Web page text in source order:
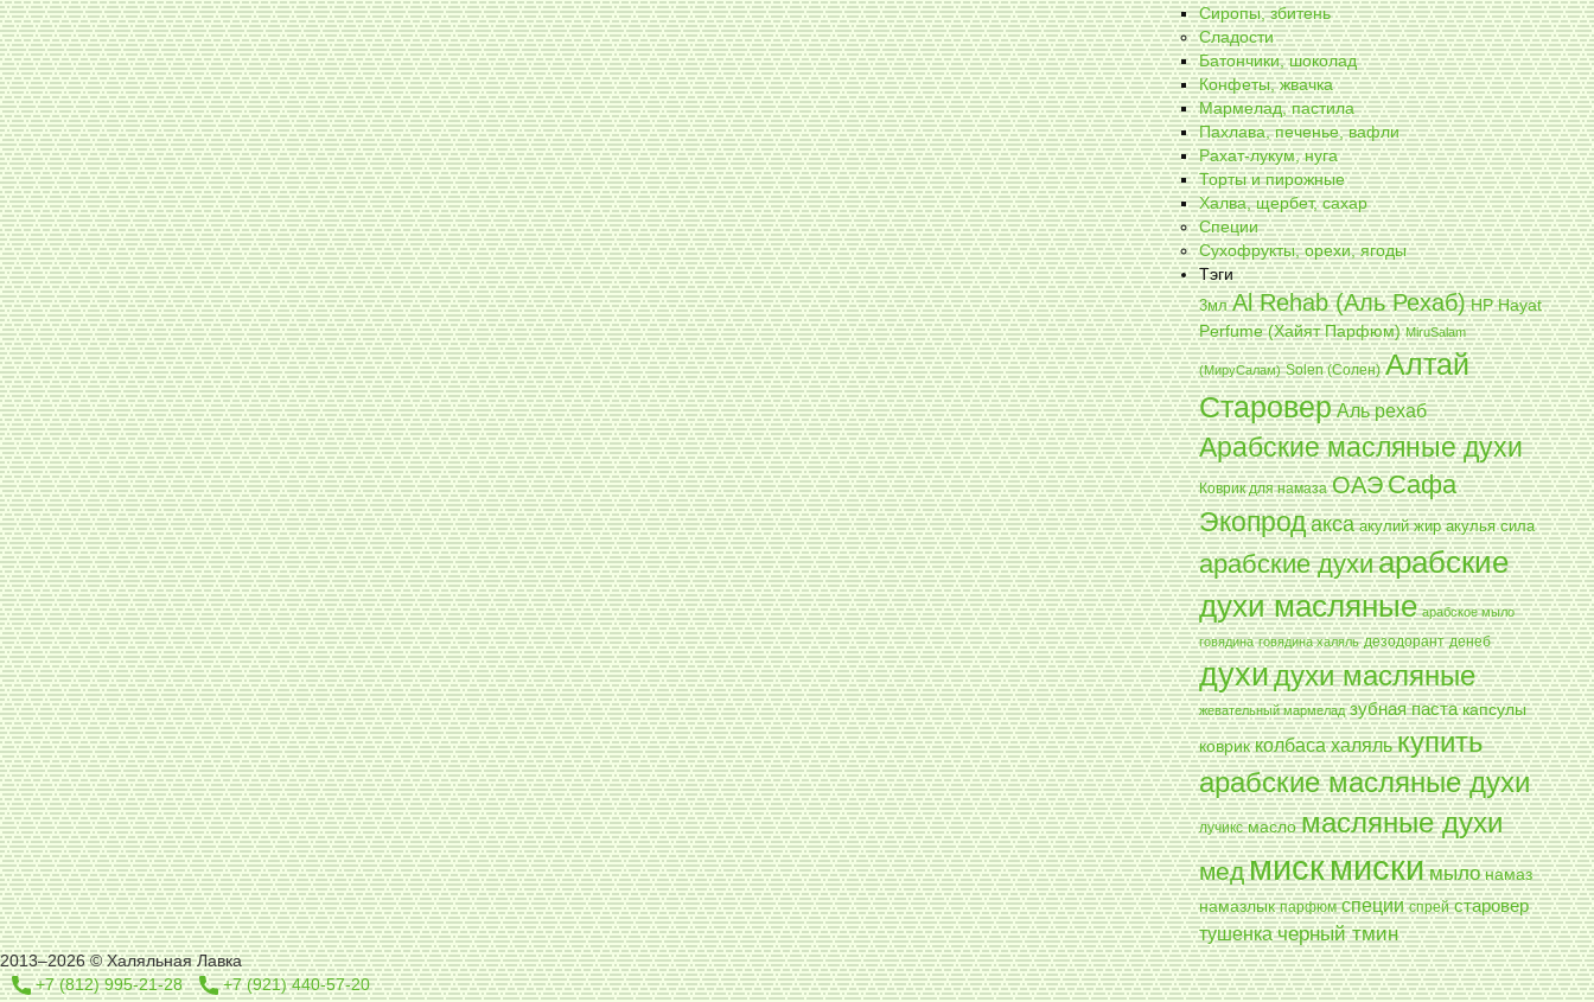
Сиропы, збитень
Сладости
Батончики, шоколад
Конфеты, жвачка
Мармелад, пастила
Пахлава, печенье, вафли
Рахат-лукум, нуга
Торты и пирожные
Халва, щербет, сахар
Специи
Сухофрукты, орехи, ягоды
Тэги
3мл Al Rehab (Аль Рехаб) HP Hayat
Perfume (Хайят Парфюм) MiruSalam
(МируСалам) Solen (Солен) Алтай
Старовер Аль рехаб
Арабские масляные духи
Коврик для намаза ОАЭСафа
Экопродакса акулий жир акулья сила
арабские духиарабские
духи масляные арабское мыло
говядина говядина халяль дезодорант денеб
духидухи масляные
жевательный мармелад зубная паста капсулы
коврик колбаса халяль купить
арабские масляные духи
лучикс масло масляные духи
медмискмиски мыло намаз
намазлык парфюм специи спрей старовер
тушенка черный тмин
2013–2026 © Халяльная Лавка
+7 (812) 995-21-28
+7 (921) 440-57-20